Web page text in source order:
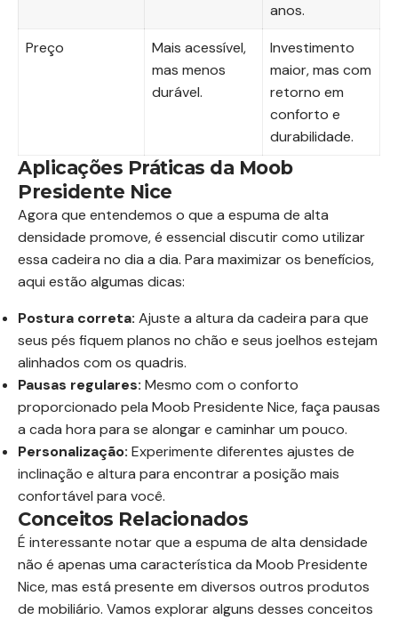
anos.
Preço
Mais acessível,
mas menos
durável.
Investimento
maior, mas com
retorno em
conforto e
durabilidade.
Aplicações Práticas da Moob
Presidente Nice
Agora que entendemos o que a espuma de alta
densidade promove, é essencial discutir como utilizar
essa cadeira no dia a dia. Para maximizar os benefícios,
aqui estão algumas dicas:
Postura correta: Ajuste a altura da cadeira para que
seus pés fiquem planos no chão e seus joelhos estejam
alinhados com os quadris.
Pausas regulares: Mesmo com o conforto
proporcionado pela Moob Presidente Nice, faça pausas
a cada hora para se alongar e caminhar um pouco.
Personalização: Experimente diferentes ajustes de
inclinação e altura para encontrar a posição mais
confortável para você.
Conceitos Relacionados
É interessante notar que a espuma de alta densidade
não é apenas uma característica da Moob Presidente
Nice, mas está presente em diversos outros produtos
de mobiliário. Vamos explorar alguns desses conceitos